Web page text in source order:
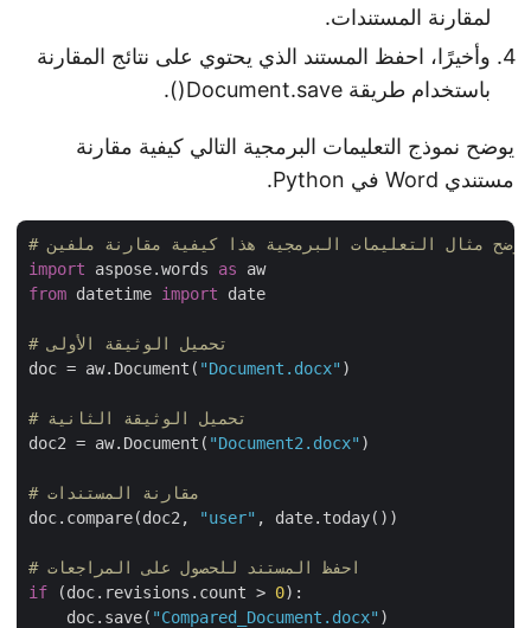
لمقارنة المستندات.
وأخيرًا، احفظ المستند الذي يحتوي على نتائج المقارنة
باستخدام طريقة Document.save().
يوضح نموذج التعليمات البرمجية التالي كيفية مقارنة
مستندي Word في Python.
import aspose.words as
from datetime import date
# تحميل الوثيقة الأولى
doc = aw.Document("Document.docx"
# تحميل الوثيقة الثانية
doc2 = aw.Document("Document2.docx"
# مقارنة المستندات
doc.compare(doc2, "user" , date.today())
# احفظ المستند للحصول على المراجعات
if (doc.revisions.count > 0 ):
    doc.save(
"Compared_Document.docx"